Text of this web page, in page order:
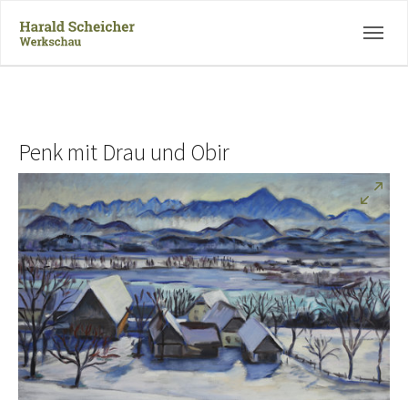
Penk mit Drau und Obir